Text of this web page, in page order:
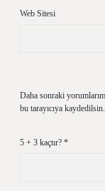
Web Sitesi
Daha sonraki
bu tarayıcıya kaydedilsin.
5 + 3 kaçtır? *